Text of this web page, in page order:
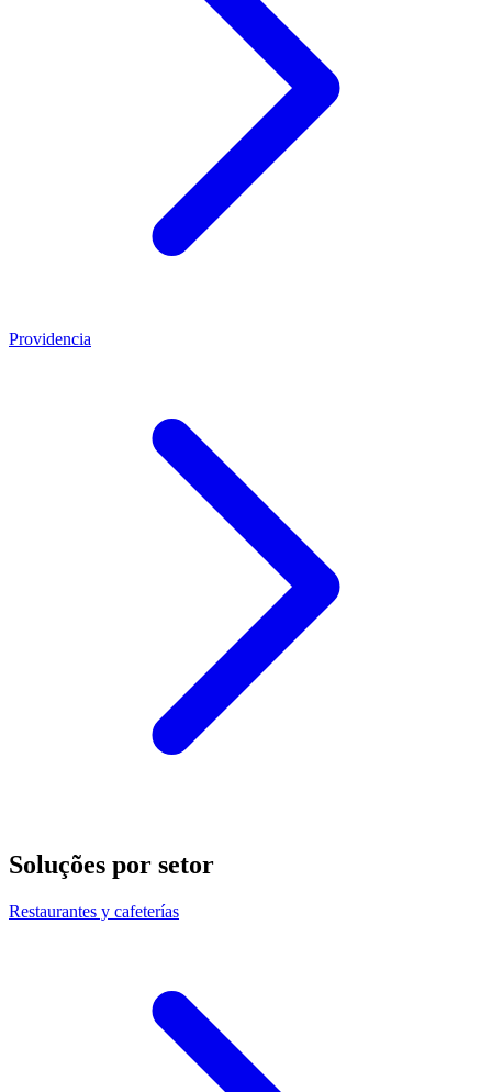
Providencia
Soluções por setor
Restaurantes y cafeterías